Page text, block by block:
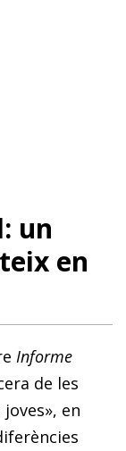
un
en
Informe
de les
en